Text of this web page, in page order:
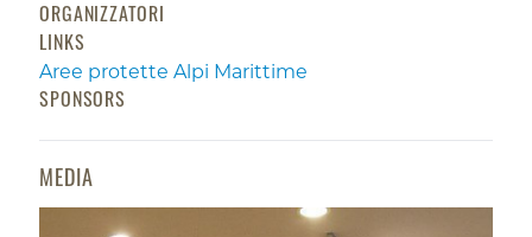
ORGANIZZATORI
LINKS
Aree protette Alpi Marittime
SPONSORS
MEDIA